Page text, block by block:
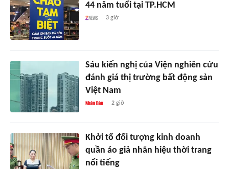
44 năm tuổi tại TP.HCM
3 giờ
Sáu kiến nghị của Viện nghiên cứu
đánh giá thị trường bất động sản
Việt Nam
2 giờ
Khởi tố đối tượng kinh doanh
quần áo giả nhãn hiệu thời trang
nổi tiếng